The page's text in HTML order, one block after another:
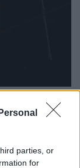
parties, or
for
οι
πρέπει να